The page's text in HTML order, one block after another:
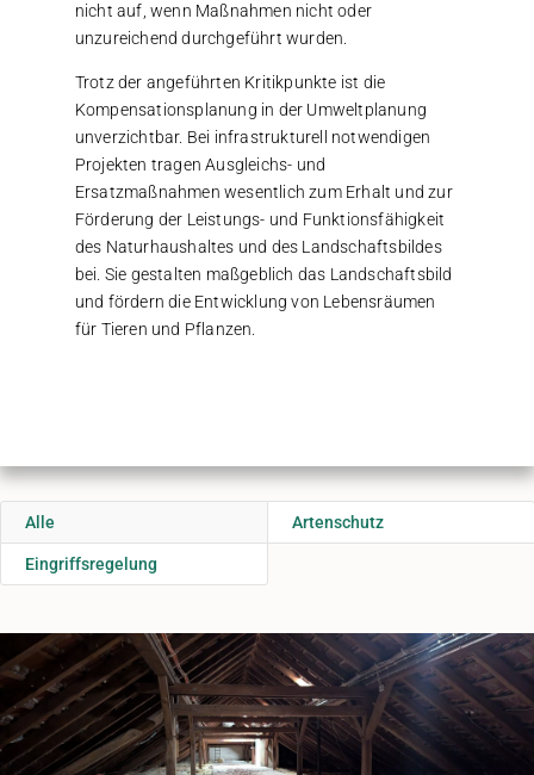
nicht auf, wenn Maßnahmen nicht oder
unzureichend durchgeführt wurden.
Trotz der angeführten Kritikpunkte ist die
Kompensationsplanung in der Umweltplanung
unverzichtbar. Bei infrastrukturell notwendigen
Projekten tragen Ausgleichs- und
Ersatzmaßnahmen wesentlich zum Erhalt und zur
Förderung der Leistungs- und Funktionsfähigkeit
des Naturhaushaltes und des Landschaftsbildes
bei. Sie gestalten maßgeblich das Landschaftsbild
und fördern die Entwicklung von Lebensräumen
für Tieren und Pflanzen.
Alle Artenschutz
Eingriffsregelung